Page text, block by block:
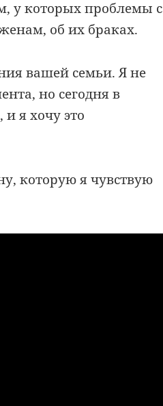
у которых проблемы с
об их браках.
вашей семьи. Я не
но сегодня в
я хочу это
которую я чувствую